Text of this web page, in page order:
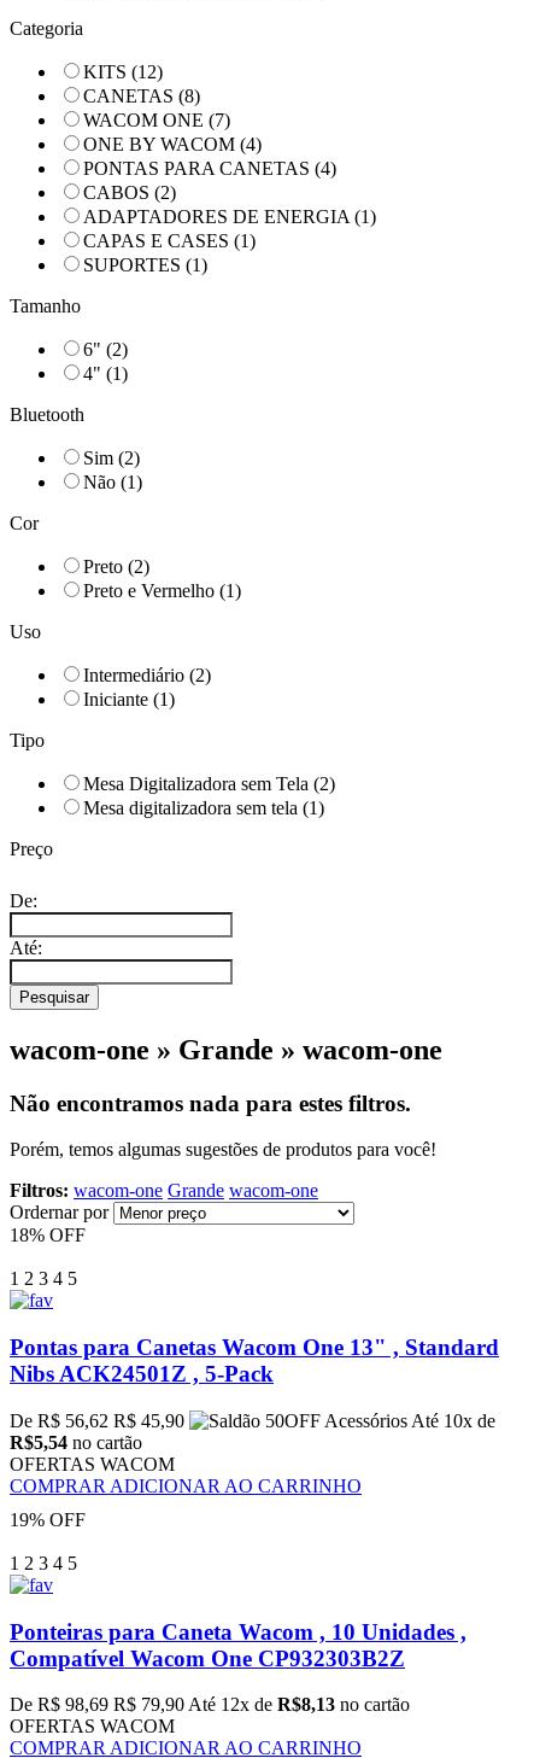
Categoria
KITS (12)
CANETAS (8)
WACOM ONE (7)
ONE BY WACOM (4)
PONTAS PARA CANETAS (4)
CABOS (2)
ADAPTADORES DE ENERGIA (1)
CAPAS E CASES (1)
SUPORTES (1)
Tamanho
6" (2)
4" (1)
Bluetooth
Sim (2)
Não (1)
Cor
Preto (2)
Preto e Vermelho (1)
Uso
Intermediário (2)
Iniciante (1)
Tipo
Mesa Digitalizadora sem Tela (2)
Mesa digitalizadora sem tela (1)
Preço
De:
Até:
Pesquisar
wacom-one » Grande » wacom-one
Não encontramos nada para estes filtros.
Porém, temos algumas sugestões de produtos para você!
Filtros: wacom-one Grande wacom-one
Ordernar por
18% OFF
1 2 3 4 5
Pontas para Canetas Wacom One 13" , Standard
Nibs ACK24501Z , 5-Pack
De R$ 56,62 R$ 45,90
Até 10x de
R$5,54 no cartão
OFERTAS WACOM
COMPRAR ADICIONAR AO CARRINHO
19% OFF
1 2 3 4 5
Ponteiras para Caneta Wacom , 10 Unidades ,
Compatível Wacom One CP932303B2Z
De R$ 98,69 R$ 79,90 Até 12x de R$8,13 no cartão
OFERTAS WACOM
COMPRAR ADICIONAR AO CARRINHO